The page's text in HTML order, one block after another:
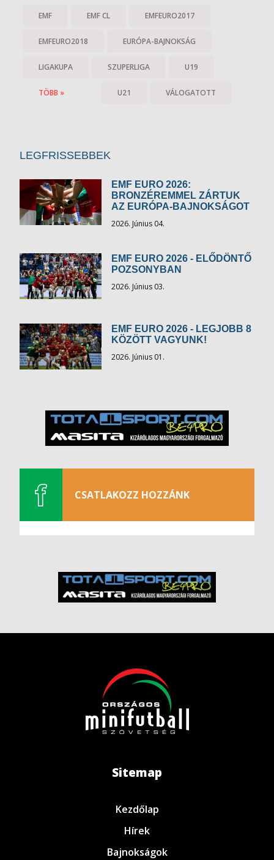
EMF EMF CL EMFEURO2017
EMFEURO2018 EURÓPA-BAJNOKSÁG
LIGAKUPA SZUPERLIGA U19
U21 VÁLOGATOTT
TÖBB »
LEGFRISSEBBEK
EMF EURO 2026:
BRONZÉREMMEL ZÁRTUK
AZ EURÓPA-BAJNOKSÁGOT
2026. Június 04.
EMF EURO 2026 - ELŐDÖNTŐ
POZSONYBAN
2026. Június 03.
EMF EURO 2026 - LEGJOBB 8
KÖZÖTT VAGYUNK!
2026. Június 01.
CSATLAKOZZ HOZZÁNK
Sitemap
Kezdőlap
Hírek
Bajnokságok